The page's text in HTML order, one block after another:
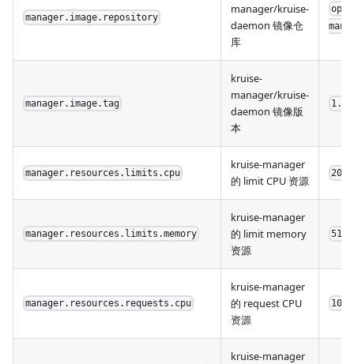
manager.image.repository
manager/kruise-
daemon 镜像仓
库
manager.image.tag
kruise-
manager/kruise-
daemon 镜像版
本
manager.resources.limits.cpu
kruise-manager
的 limit CPU 资源
200m
manager.resources.limits.memory
kruise-manager
的 limit memory
资源
manager.resources.requests.cpu
kruise-manager
的 request CPU
资源
100m
kruise-manager